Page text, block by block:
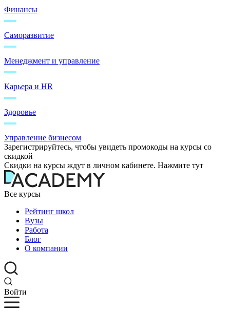
Финансы
Саморазвитие
Менеджмент и управление
Карьера и HR
Здоровье
Управление бизнесом
Зарегистрируйтесь, чтобы увидеть промокоды на курсы со
скидкой
Скидки на курсы ждут в личном кабинете. Нажмите тут
Все курсы
Рейтинг школ
Вузы
Работа
Блог
О компании
Войти